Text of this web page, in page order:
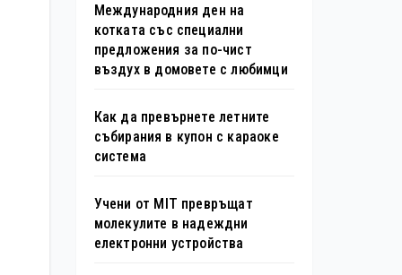
Международния ден на
котката със специални
предложения за по-чист
въздух в домовете с любимци
Как да превърнете летните
събирания в купон с караоке
система
Учени от MIT превръщат
молекулите в надеждни
електронни устройства